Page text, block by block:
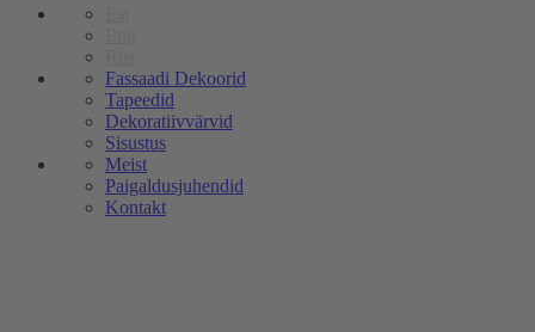
Fassaadi Dekoorid
Tapeedid
Dekoratiivvärvid
Sisustus
Meist
Paigaldusjuhendid
Kontakt